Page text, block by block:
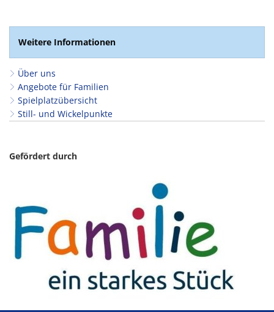
Weitere Informationen
Über uns
Angebote für Familien
Spielplatzübersicht
Still- und Wickelpunkte
Gefördert durch